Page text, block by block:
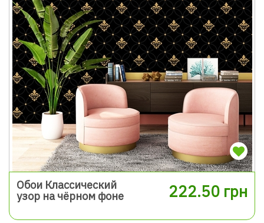
Обои Классический
узор на чёрном фоне
222.50 грн